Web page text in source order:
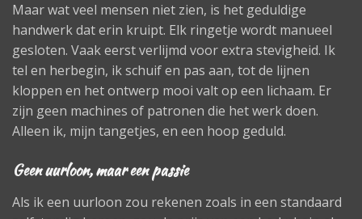
Maar wat veel mensen niet zien, is het geduldige
handwerk dat erin kruipt. Elk ringetje wordt manueel
gesloten. Vaak eerst verlijmd voor extra stevigheid. Ik
tel en herbegin, ik schuif en pas aan, tot de lijnen
kloppen en het ontwerp mooi valt op een lichaam. Er
zijn geen machines of patronen die het werk doen.
Alleen ik, mijn tangetjes, en een hoop geduld.
Geen uurloon, maar een passie
Als ik een uurloon zou rekenen zoals in een standaard